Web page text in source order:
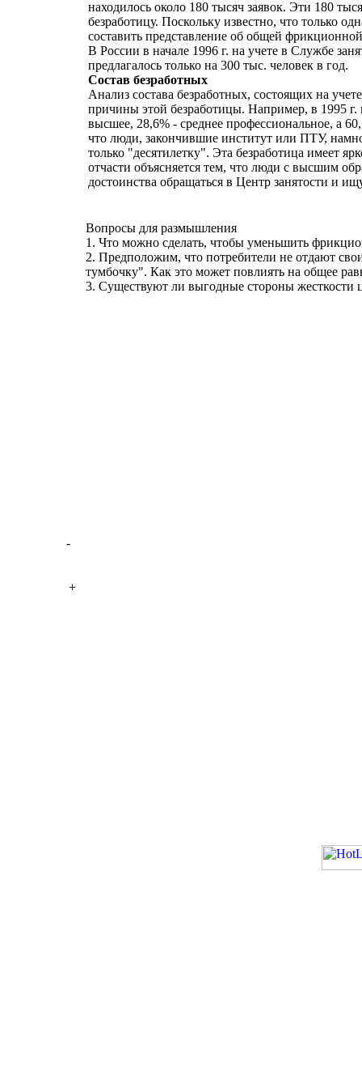
находилось около 180 тысяч заявок. Эти 180
безработицу. Поскольку известно, что только
составить представление об общей
В России в начале 1996 г. на учете в Службе
предлагалось только на 300 тыс. человек в год.
Состав безработных
Анализ состава безработных, состоящих на
причины этой безработицы. Например, в 1995 г.
высшее, 28,6% - среднее профессиональное, а
что люди, закончившие институт или ПТУ,
только "десятилетку". Эта безработица имеет
отчасти объясняется тем, что люди с высшим
достоинства обращаться в Центр занятости и
Вопросы для размышления
1. Что можно сделать, чтобы уменьшить
2. Предположим, что потребители не отдают
тумбочку". Как это может повлиять на общее
3. Существуют ли выгодные стороны жесткости
-
+